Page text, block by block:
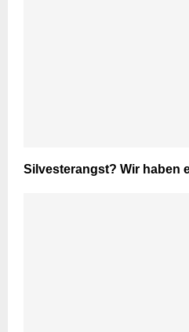
Silvesterangst? Wir haben